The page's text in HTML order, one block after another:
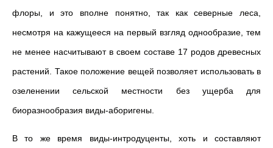
флоры, и это вполне понятно, так как северные леса,
несмотря на кажущееся на первый взгляд однообразие, тем
не менее насчитывают в своем составе 17 родов древесных
растений. Такое положение вещей позволяет использовать в
озеленении сельской местности без ущерба для
биоразнообразия виды-аборигены.
В то же время виды-интродуценты, хоть и составляют